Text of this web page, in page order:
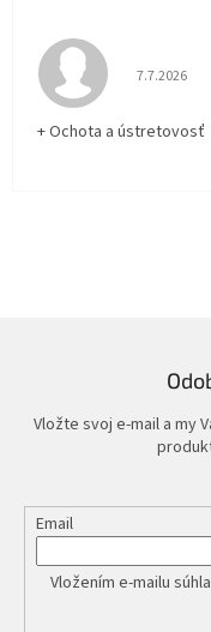
7.7.2026
+ Ochota a ústretovosť
Vložte svoj e-mail a my
Email
Vložením e-mailu